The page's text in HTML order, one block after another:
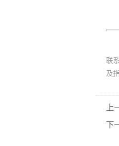
联
及
下